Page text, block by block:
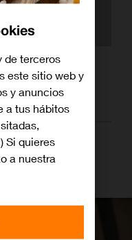
raros de
de terceros
este sitio web y
y anuncios
a tus hábitos
Si quieres
a nuestra